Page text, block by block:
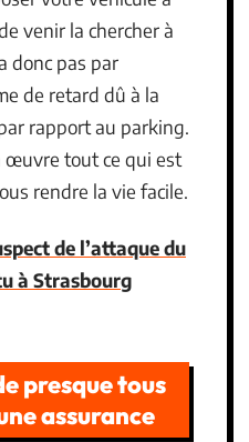
venir la chercher à
donc pas par
de retard dû à la
rapport au parking.
œuvre tout ce qui est
rendre la vie facile.
de l’attaque du
à Strasbourg
presque tous
assurance